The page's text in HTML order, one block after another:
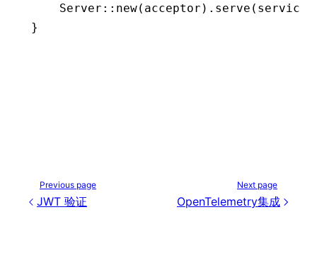
    Server
:: new(acceptor) . serve (service)
}
Previous page
JWT 验证
Next page
OpenTelemetry集成